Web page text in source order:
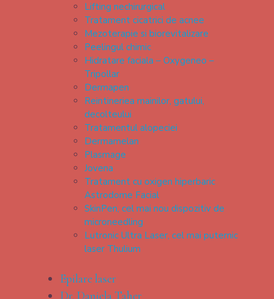
Lifting nechirurgical
Tratament cicatrici de acnee
Mezoterapie si biorevitalizare
Peelingul chimic
Hidratare faciala – Oxygeneo –
Tripollar
Dermapen
Reintineriea mainilor, gatului,
decolteului
Tratamentul alopeciei
Dermamelan
Plasmage
Jovena
Tratament cu oxigen hiperbaric
Astrodome Facial
SkinPen, cel mai nou dispozitiv de
microneedling
Lutronic Ultra Laser, cel mai puternic
laser Thulium
Epilare laser
Dr. Daniela Taher